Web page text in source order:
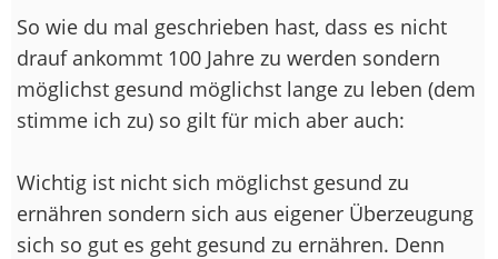
So wie du mal geschrieben hast, dass es nicht
drauf ankommt 100 Jahre zu werden sondern
möglichst gesund möglichst lange zu leben (dem
stimme ich zu) so gilt für mich aber auch:
Wichtig ist nicht sich möglichst gesund zu
ernähren sondern sich aus eigener Überzeugung
sich so gut es geht gesund zu ernähren. Denn